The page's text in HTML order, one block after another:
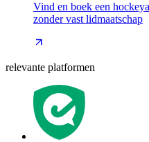
Vind en boek een
zonder vast lidmaatschap
relevante platformen